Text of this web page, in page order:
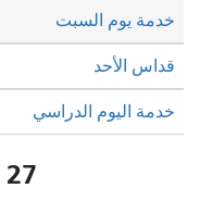
خدمة يوم السبت
قداس الأحد
خدمة اليوم الدراسي